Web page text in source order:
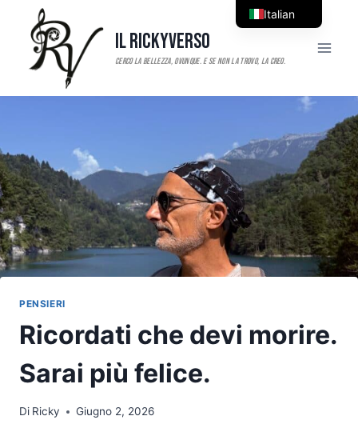
contenuto
Il RickyVerso
PENSIERI
Ricordati che devi morire.
Sarai più felice.
Di Ricky Giugno 2, 2026
Italian